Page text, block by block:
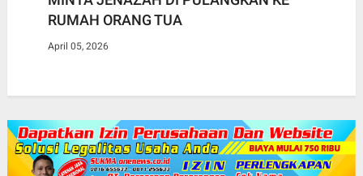
RUMAH ORANG TUA
April 05, 2026